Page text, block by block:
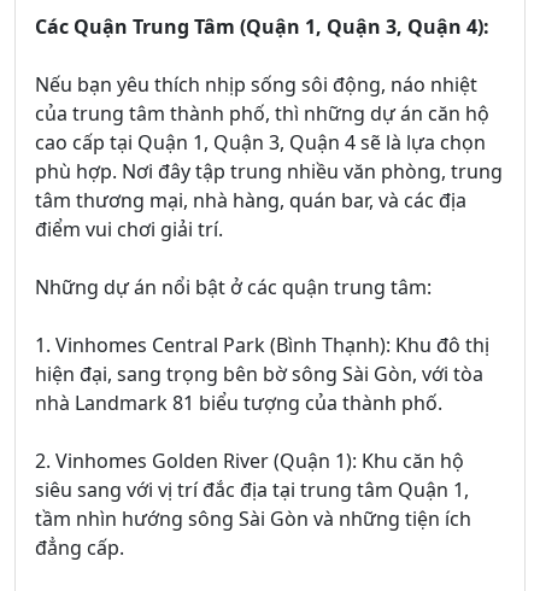
Các Quận Trung Tâm (Quận 1, Quận 3, Quận 4):
Nếu bạn yêu thích nhịp sống sôi động, náo nhiệt
của trung tâm thành phố, thì những dự án căn hộ
cao cấp tại Quận 1, Quận 3, Quận 4 sẽ là lựa chọn
phù hợp. Nơi đây tập trung nhiều văn phòng, trung
tâm thương mại, nhà hàng, quán bar, và các địa
điểm vui chơi giải trí.
Những dự án nổi bật ở các quận trung tâm:
1. Vinhomes Central Park (Bình Thạnh): Khu đô thị
hiện đại, sang trọng bên bờ sông Sài Gòn, với tòa
nhà Landmark 81 biểu tượng của thành phố.
2. Vinhomes Golden River (Quận 1): Khu căn hộ
siêu sang với vị trí đắc địa tại trung tâm Quận 1,
tầm nhìn hướng sông Sài Gòn và những tiện ích
đẳng cấp.